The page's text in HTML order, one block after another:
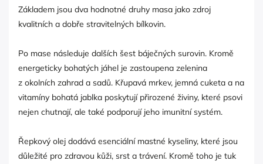
Základem jsou dva hodnotné druhy masa jako zdroj
kvalitních a dobře stravitelných bílkovin.
Po mase následuje dalších šest báječných surovin. Kromě
energeticky bohatých jáhel je zastoupena zelenina
z okolních zahrad a sadů. Křupavá mrkev, jemná cuketa a na
vitamíny bohatá jablka poskytují přirozené živiny, které psovi
nejen chutnají, ale také podporují jeho imunitní systém.
Řepkový olej dodává esenciální mastné kyseliny, které jsou
důležité pro zdravou kůži, srst a trávení. Kromě toho je tuk